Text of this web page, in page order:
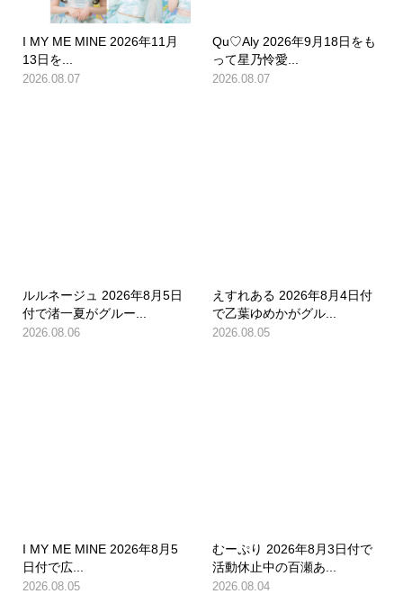
I MY ME MINE 2026年11月
13日を...
2026.08.07
Qu♡Aly 2026年9月18日をも
って星乃怜愛...
2026.08.07
ルルネージュ 2026年8月5日
付で渚一夏がグルー...
2026.08.06
えすれある 2026年8月4日付
で乙葉ゆめかがグル...
2026.08.05
I MY ME MINE 2026年8月5
日付で広...
2026.08.05
むーぷり 2026年8月3日付で
活動休止中の百瀬あ...
2026.08.04